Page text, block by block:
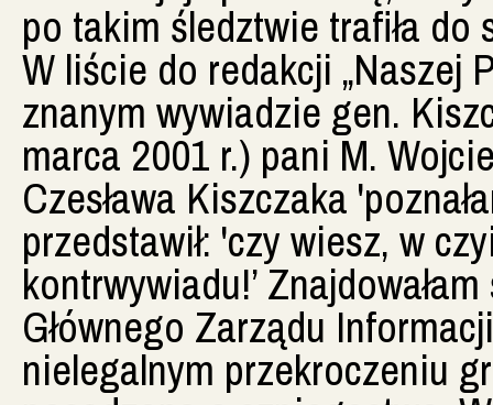
po takim śledztwie trafiła
W liście do redakcji „Naszej
znanym wywiadzie gen.
marca 2001 r.) pani M.
Czesława Kiszczaka
przedstawił: 'czy wiesz, w
kontrwywiadu!’
Głównego Zarządu
nielegalnym przekroczeniu